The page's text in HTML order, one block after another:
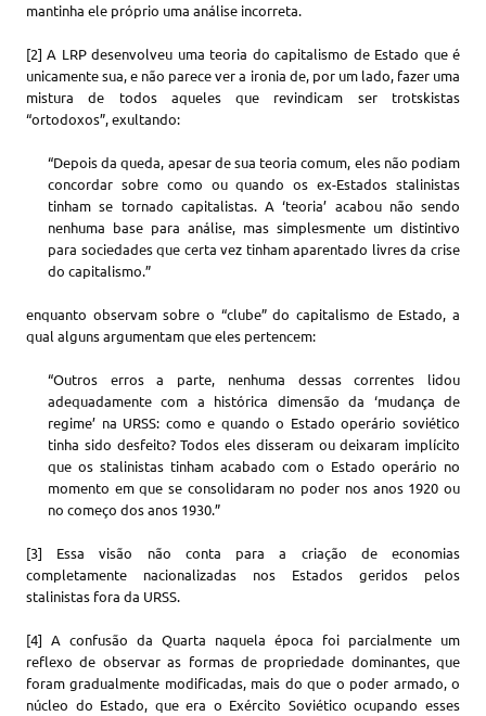
mantinha ele próprio uma análise incorreta.
[2] A LRP desenvolveu uma teoria do capitalismo de Estado que é
unicamente sua, e não parece ver a ironia de, por um lado, fazer uma
mistura de todos aqueles que revindicam ser trotskistas
“ortodoxos”, exultando:
“Depois da queda, apesar de sua teoria comum, eles não podiam
concordar sobre como ou quando os ex-Estados stalinistas
tinham se tornado capitalistas. A ‘teoria’ acabou não sendo
nenhuma base para análise, mas simplesmente um distintivo
para sociedades que certa vez tinham aparentado livres da crise
do capitalismo.”
enquanto observam sobre o “clube” do capitalismo de Estado, a
qual alguns argumentam que eles pertencem:
“Outros erros a parte, nenhuma dessas correntes lidou
adequadamente com a histórica dimensão da ‘mudança de
regime’ na URSS: como e quando o Estado operário soviético
tinha sido desfeito? Todos eles disseram ou deixaram implícito
que os stalinistas tinham acabado com o Estado operário no
momento em que se consolidaram no poder nos anos 1920 ou
no começo dos anos 1930.”
[3] Essa visão não conta para a criação de economias
completamente nacionalizadas nos Estados geridos pelos
stalinistas fora da URSS.
[4] A confusão da Quarta naquela época foi parcialmente um
reflexo de observar as formas de propriedade dominantes, que
foram gradualmente modificadas, mais do que o poder armado, o
núcleo do Estado, que era o Exército Soviético ocupando esses